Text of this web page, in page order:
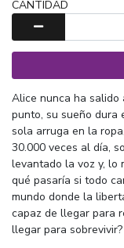
CANTIDAD
Alice nunca ha salido
punto, su sueño dura
sola arruga en la
30.000 veces al día,
levantado la voz y, lo
qué pasaría si todo
mundo donde la
capaz de llegar para
llegar para sobrevivir?